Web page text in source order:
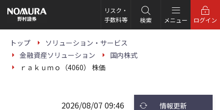
の
ー
リスク・
手数料等
検索 メニュー ログイン
トップ
ソリューション・サービス
金融資産ソリューション
国内株式
ｒａｋｕｍｏ（4060） 株価
2026/08/07 09:46 情報更新